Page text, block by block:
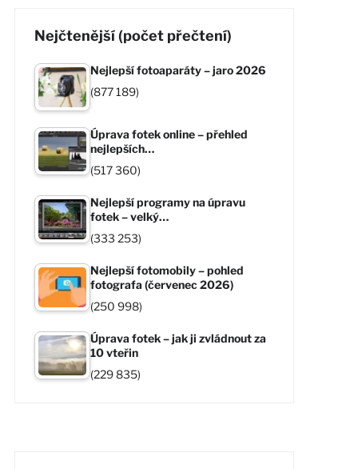
Nejčtenější (počet přečtení)
Nejlepší fotoaparáty – jaro 2026
(877 189)
Úprava fotek online – přehled
nejlepších…
(517 360)
Nejlepší programy na úpravu
fotek – velký…
(333 253)
Nejlepší fotomobily – pohled
fotografa (červenec 2026)
(250 998)
Úprava fotek – jak ji zvládnout za
10 vteřin
(229 835)